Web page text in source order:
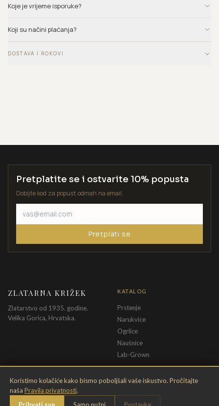
Koje je vrijeme isporuke?
Koji su načini plaćanja?
DOSTAVA I ROKOVI
Koristimo kolačiće kako bismo poboljšali vaše iskustvo. Pročitajte
naša Pravila privatnosti.
Pretplatite se i ostvarite 10% popusta
Dobijte kod za popust odmah na email.
Pretplati se
ZLATARNA KRIŽEK
Zlatarstvo od 1935. godine.
Velika Gorica, Hrvatska.
KATALOG
Prstenje
Narukvice
Ogrlice
Naušnice
Lab-Grown
INFORMACIJE
O nama
PRAVNE ODREDBE
Pravila privatnosti